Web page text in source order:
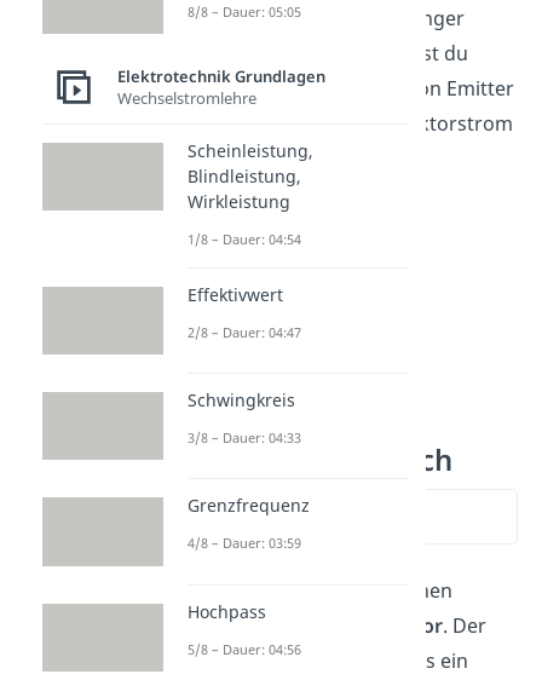
Basis kurz anpustest (geringer
), verursachst du
einen großen Luftstrom von Emitter
zu Kollektor (großer Kollektorstrom
).
NPN PNP Vergleich
zum Video springen
Der NPN Transistor hat einen
Partner, den
PNP Transistor. Der
PNP Transistor ist ebenfalls ein
8/8 – Dauer: 05:05
Elektrotechnik Grundlagen
Wechselstromlehre
Scheinleistung,
Blindleistung,
Wirkleistung
1/8 – Dauer: 04:54
Effektivwert
2/8 – Dauer: 04:47
Schwingkreis
3/8 – Dauer: 04:33
Grenzfrequenz
4/8 – Dauer: 03:59
Hochpass
5/8 – Dauer: 04:56